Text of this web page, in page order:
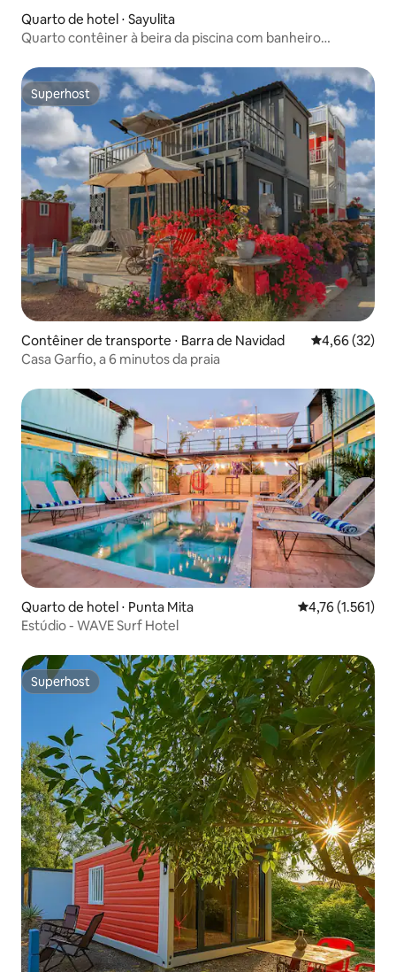
Quarto de hotel ⋅ Sayulita
Quarto contêiner à beira da piscina com banheiro
Superhost
Superhost
Contêiner de transporte ⋅ Barra de Navidad 4,66 de uma
4,66 (32)
Casa Garfio, a 6 minutos da praia
Quarto de hotel ⋅ Punta Mita 4,76 de uma
4,76 (1.561)
Estúdio - WAVE Surf Hotel
Superhost
Superhost